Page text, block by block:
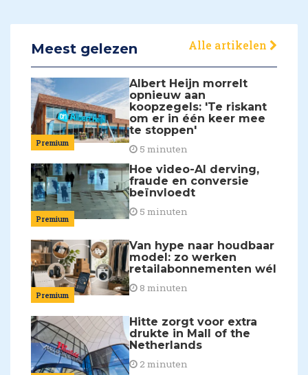
Meest gelezen Alle artikelen
Premium
Albert Heijn morrelt
opnieuw aan
koopzegels: 'Te riskant
om er in één keer mee
te stoppen'
5 minuten
Premium
Hoe video-AI derving,
fraude en conversie
beïnvloedt
5 minuten
Premium
Van hype naar houdbaar
model: zo werken
retailabonnementen wél
8 minuten
Hitte zorgt voor extra
drukte in Mall of the
Netherlands
2 minuten